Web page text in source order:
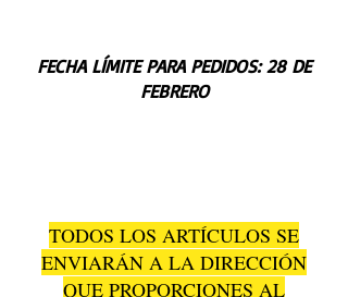
FECHA LÍMITE PARA PEDIDOS: 28 DE
FEBRERO
TODOS LOS ARTÍCULOS SE
ENVIARÁN A LA DIRECCIÓN
QUE PROPORCIONES AL